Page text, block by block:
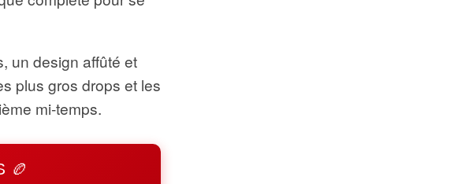
un design affûté et
plus gros drops et les
mi-temps.
🏉